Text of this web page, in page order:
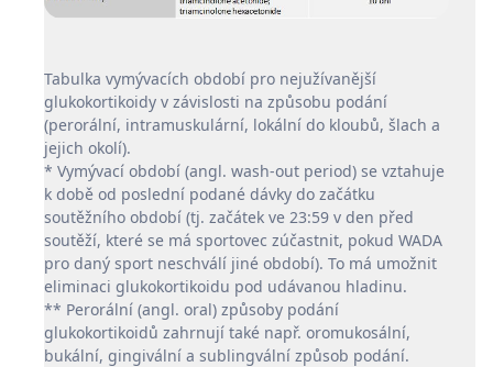
Tabulka vymývacích období pro nejužívanější
glukokortikoidy v závislosti na způsobu podání
(perorální, intramuskulární, lokální do kloubů, šlach a
jejich okolí).
* Vymývací období (angl. wash-out period) se vztahuje
k době od poslední podané dávky do začátku
soutěžního období (tj. začátek ve 23:59 v den před
soutěží, které se má sportovec zúčastnit, pokud WADA
pro daný sport neschválí jiné období). To má umožnit
eliminaci glukokortikoidu pod udávanou hladinu.
** Perorální (angl. oral) způsoby podání
glukokortikoidů zahrnují také např. oromukosální,
bukální, gingivální a sublingvální způsob podání.